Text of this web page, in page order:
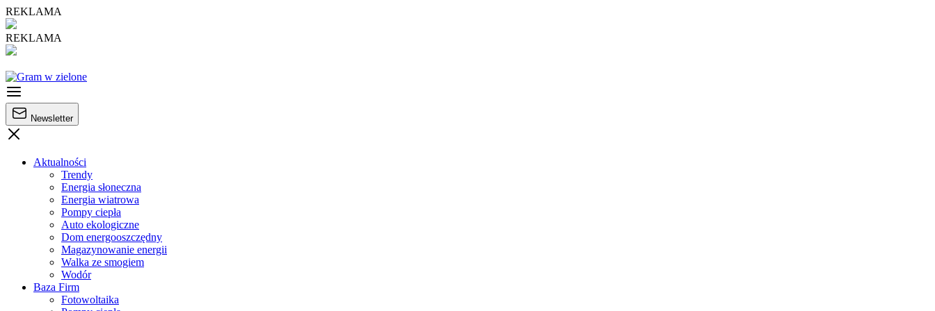
REKLAMA
REKLAMA
Newsletter
Aktualności
Trendy
Energia słoneczna
Energia wiatrowa
Pompy ciepła
Auto ekologiczne
Dom energooszczędny
Magazynowanie energii
Walka ze smogiem
Wodór
Baza Firm
Fotowoltaika